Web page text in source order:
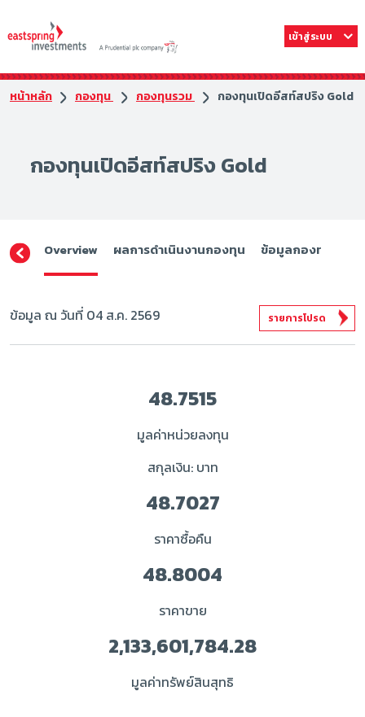
เข้าสู่ระบบ
หน้าหลัก กองทุน กองทุนรวม กองทุนเปิดอีสท์สปริง Gold
กองทุนเปิดอีสท์สปริง Gold
Overview ผลการดำเนินงานกองทุน ข้อมูลกองทุน
ข้อมูล ณ วันที่ 04 ส.ค. 2569 รายการโปรด
48.7515
มูลค่าหน่วยลงทุน
สกุลเงิน: บาท
48.7027
ราคาซื้อคืน
48.8004
ราคาขาย
2,133,601,784.28
มูลค่าทรัพย์สินสุทธิ